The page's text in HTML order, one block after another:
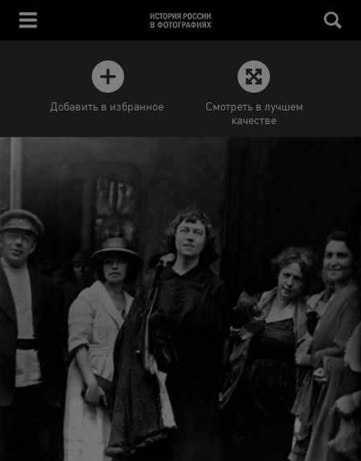
Добавить в избранное
Смотреть в лучшем
качестве